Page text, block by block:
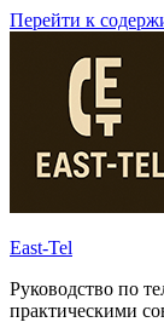
Перейти к
East-Tel
Руководство по
практическими